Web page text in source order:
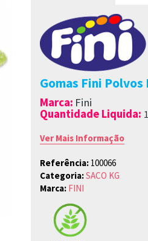
Gomas Fini Polvos
Marca: Fini
Quantidade Liquida: 1
Ver Mais Informação
Referência: 100066
Categoria:SACO KG
Marca: FINI